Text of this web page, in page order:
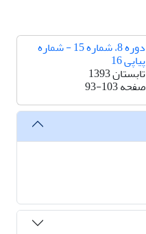
دوره 8، شماره 15 - شماره
پیاپی 16
تابستان 1393
صفحه93-103